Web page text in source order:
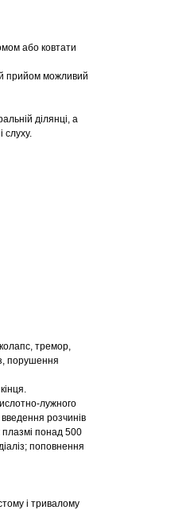
або ковтати
прийом можливий
ділянці, а
слуху.
тремор,
порушення
лужного
розчинів
плазмі понад 500
поповнення
і тривалому